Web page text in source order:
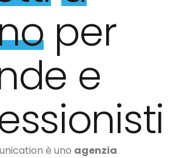
per
e
è uno agenzia